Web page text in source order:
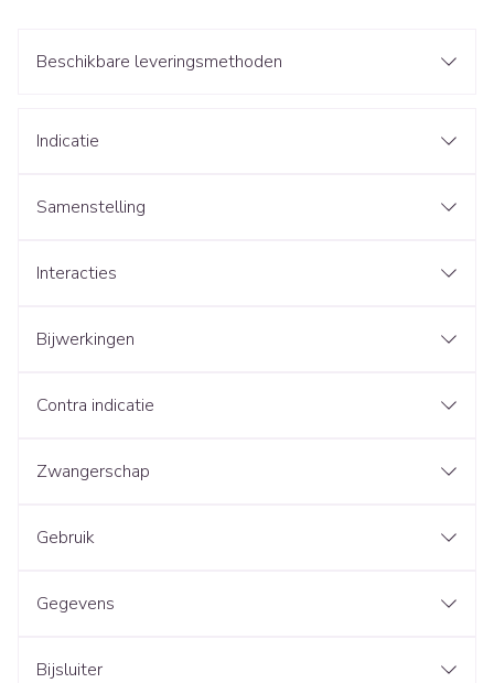
Beschikbare leveringsmethoden
Indicatie
Samenstelling
Interacties
Bijwerkingen
Contra indicatie
Zwangerschap
Gebruik
Gegevens
Bijsluiter